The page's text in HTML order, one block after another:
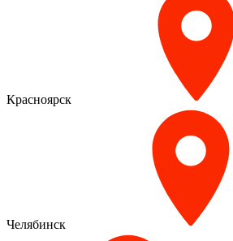
Красноярск
Челябинск